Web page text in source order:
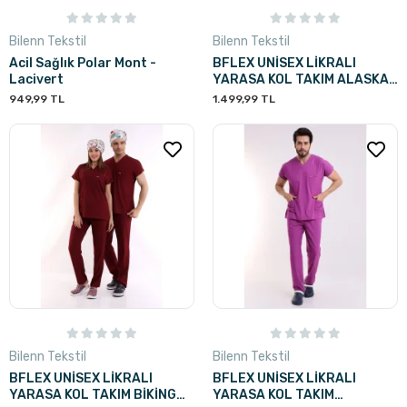
Bilenn Tekstil
Acil Sağlık Polar Mont -
Lacivert
949,99 TL
Bilenn Tekstil
BFLEX UNİSEX LİKRALI
YARASA KOL TAKIM ALASKAN
BLUE DOKTOR HEKİM
1.499,99 TL
Bilenn Tekstil
BFLEX UNİSEX LİKRALI
YARASA KOL TAKIM BİKİNG
Bilenn Tekstil
BFLEX UNİSEX LİKRALI
YARASA KOL TAKIM